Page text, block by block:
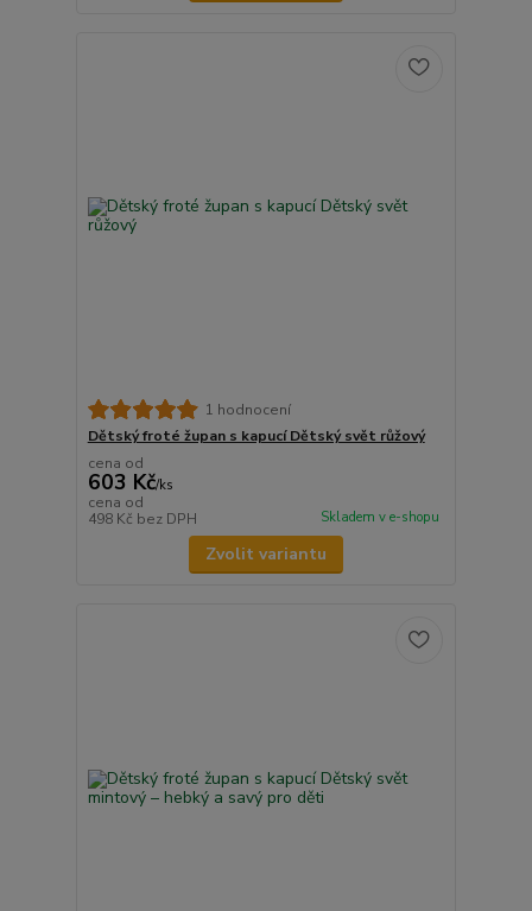
1 hodnocení
Dětský froté župan s kapucí Dětský svět růžový
cena od
603 Kč/ks
cena od
498 Kč bez DPH Skladem v e-shopu
Zvolit variantu